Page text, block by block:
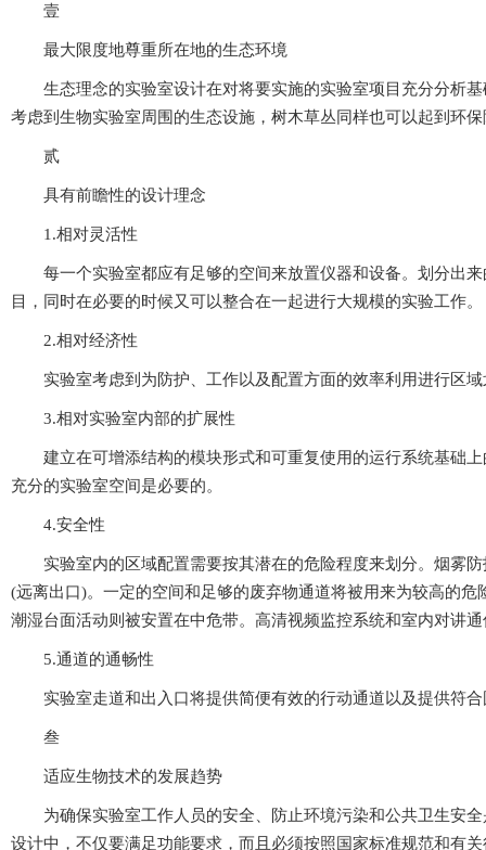
壹
最大限度地尊重所在地的生态环境
生态理念的实验室设计在对将要实施的实验室项目充分分析基础
考虑到生物实验室周围的生态设施，树木草丛同样也可以起到环保
贰
具有前瞻性的设计理念
1.相对灵活性
每一个实验室都应有足够的空间来放置仪器和设备。划分出
目，同时在必要的时候又可以整合在一起进行大规模的实验工作。
2.相对经济性
实验室考虑到为防护、工作以及配置方面的效率利用进行区域划
3.相对实验室内部的扩展性
建立在可增添结构的模块形式和可重复使用的运行系统基础上的
充分的实验室空间是必要的。
4.安全性
实验室内的区域配置需要按其潜在的危险程度来划分。烟
(远离出口)。一定的空间和足够的废弃物通道将被用来为较高的危
潮湿台面活动则被安置在中危带。高清视频监控系统和室内对讲通
5.通道的通畅性
实验室走道和出入口将提供简便有效的行动通道以及提供符合国
叁
适应生物技术的发展趋势
为确保实验室工作人员的安全、防止环境污染和公共卫生安
设计中，不仅要满足功能要求，而且必须按照国家标准规范和有